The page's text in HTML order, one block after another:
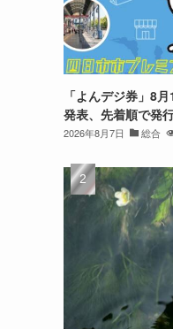
「よんデジ券」8
発表、先着順で発
2026年8月7日 総合